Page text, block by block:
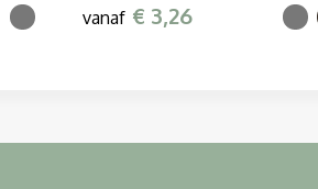
vanaf € 3,26